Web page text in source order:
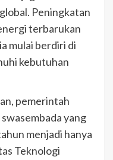
Peningkatan
terbarukan
mulai berdiri di
kebutuhan
pemerintah
yang
menjadi hanya
Teknologi